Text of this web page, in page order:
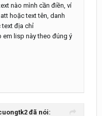
nào mình cần điền, ví
hoặc text tên, danh
text địa chỉ
em lisp này theo đúng ý
đã nói: